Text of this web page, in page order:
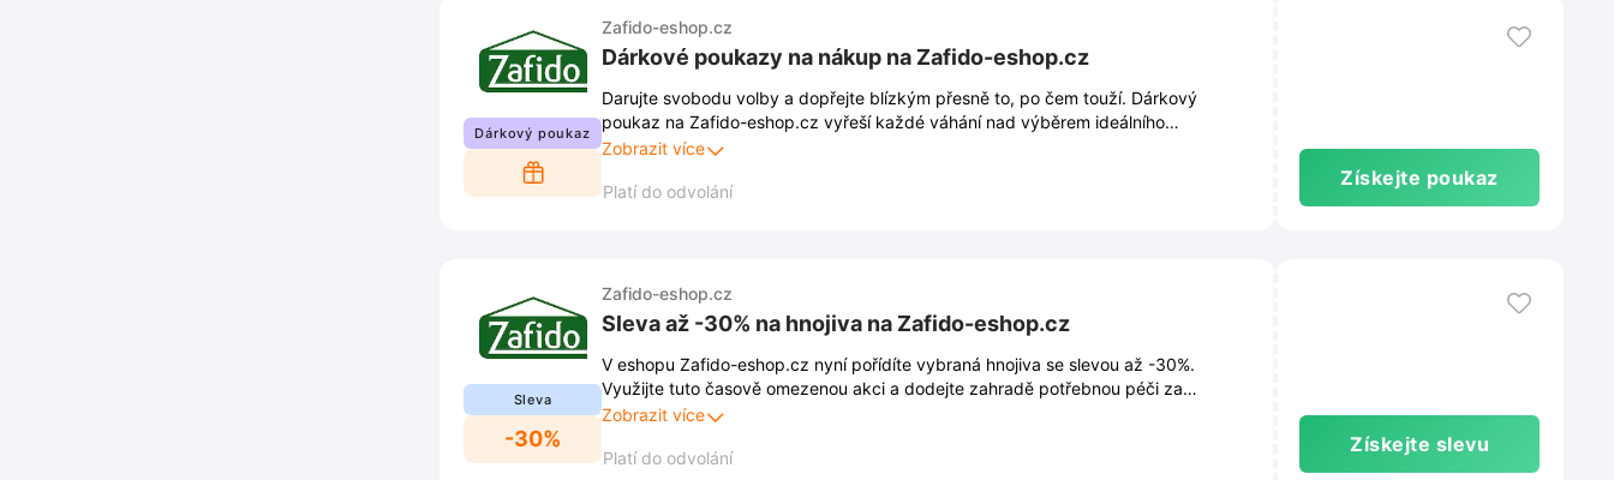
Dárkový poukaz
Zafido-eshop.cz
Dárkové poukazy na nákup na Zafido-eshop.cz
Darujte svobodu volby a dopřejte blízkým přesně to, po čem touží. Dárkový
poukaz na Zafido-eshop.cz vyřeší každé váhání nad výběrem ideálního
překvapení.
Zobrazit více
Platí do odvolání
Získejte poukaz
Sleva
-30%
Zafido-eshop.cz
Sleva až -30% na hnojiva na Zafido-eshop.cz
V eshopu Zafido-eshop.cz nyní pořídíte vybraná hnojiva se slevou až -30%.
Využijte tuto časově omezenou akci a dodejte zahradě potřebnou péči za
výhodnější ceny.
Zobrazit více
Platí do odvolání
Získejte slevu